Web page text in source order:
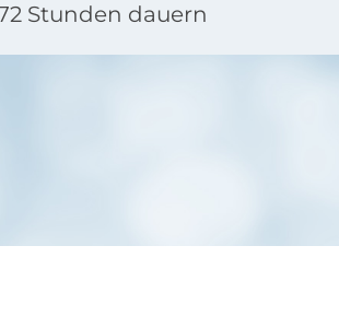
Stunden dauern